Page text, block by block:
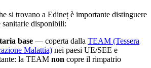
si trovano a Edineț è importante distinguere
sanitarie disponibili:
base — coperta dalla TEAM (Tessera
Malattia) nei paesi UE/SEE e
la TEAM non copre il rimpatrio